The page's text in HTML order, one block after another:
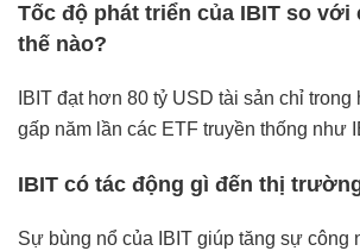
Tốc độ phát triển của IBIT so với
thế nào?
IBIT đạt hơn 80 tỷ USD tài sản chỉ
gấp năm lần các ETF truyền thống như
IBIT có tác động gì đến thị
Sự bùng nổ của IBIT giúp tăng sự công